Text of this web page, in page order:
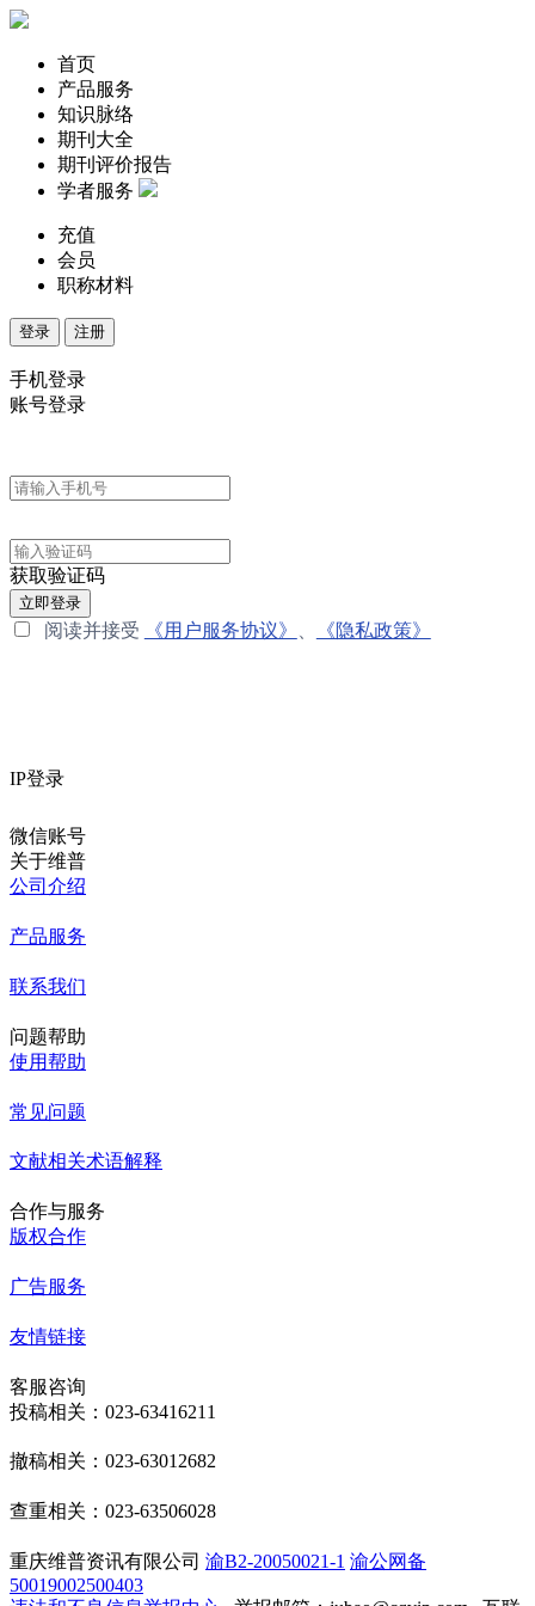
首页
产品服务
知识脉络
期刊大全
期刊评价报告
学者服务
充值
会员
职称材料
登录 注册
手机登录
账号登录
获取验证码
立即登录
阅读并接受 《用户服务协议》 《隐私政策》
IP登录
微信账号
关于维普
公司介绍
产品服务
联系我们
问题帮助
使用帮助
常见问题
文献相关术语解释
合作与服务
版权合作
广告服务
友情链接
客服咨询
投稿相关：023-63416211
撤稿相关：023-63012682
查重相关：023-63506028
重庆维普资讯有限公司 渝B2-20050021-1 渝公网备
50019002500403